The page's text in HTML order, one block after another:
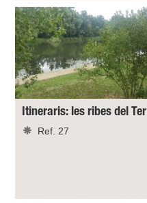
Itineraris: les ribes del Ter
Ref. 27